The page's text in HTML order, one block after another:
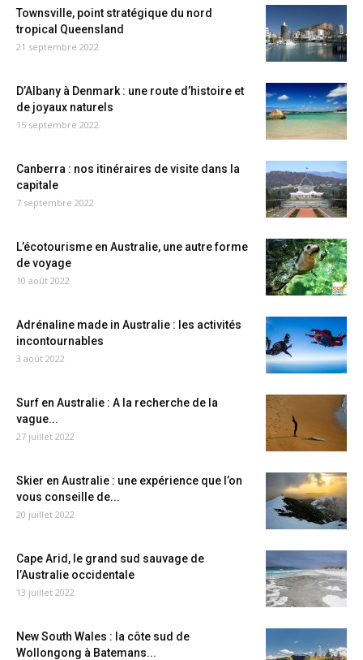
Townsville, point stratégique du nord
tropical Queensland
21 septembre 2022
D’Albany à Denmark : une route d’histoire et
de joyaux naturels
15 septembre 2022
Canberra : nos itinéraires de visite dans la
capitale
7 septembre 2022
L’écotourisme en Australie, une autre forme
de voyage
10 août 2022
Adrénaline made in Australie : les activités
incontournables
3 août 2022
Surf en Australie : A la recherche de la
vague...
27 juillet 2022
Skier en Australie : une expérience que l’on
vous conseille de...
20 juillet 2022
Cape Arid, le grand sud sauvage de
l’Australie occidentale
13 juillet 2022
New South Wales : la côte sud de
Wollongong à Batemans...